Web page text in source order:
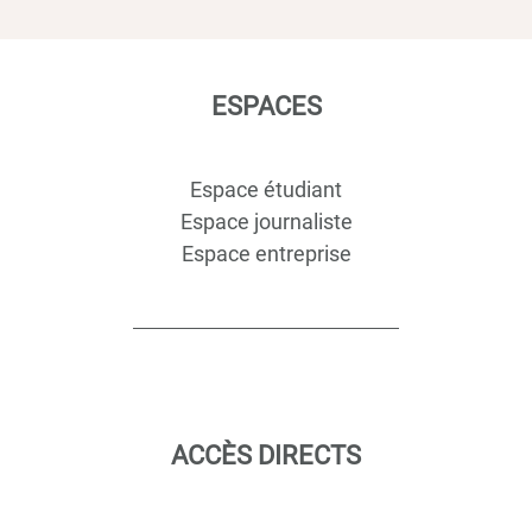
ESPACES
Espace étudiant
Espace journaliste
Espace entreprise
ACCÈS DIRECTS